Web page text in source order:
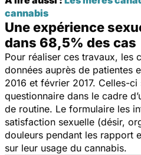
cannabis
Une expérience
dans 68,5% des cas
Pour réaliser ces travaux, les
données auprès de patientes
2016 et février 2017. Celles-
questionnaire dans le cadre
de routine. Le formulaire les
satisfaction sexuelle (désir,
douleurs pendant les rapport
sur leur usage du cannabis.